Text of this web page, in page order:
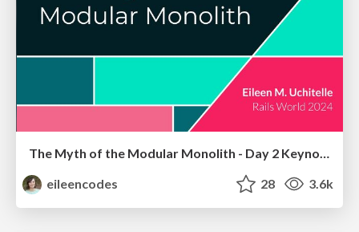
The Myth of the Modular Monolith - Day 2 Keynote - Rails World 2024
eileencodes
28 3.6k